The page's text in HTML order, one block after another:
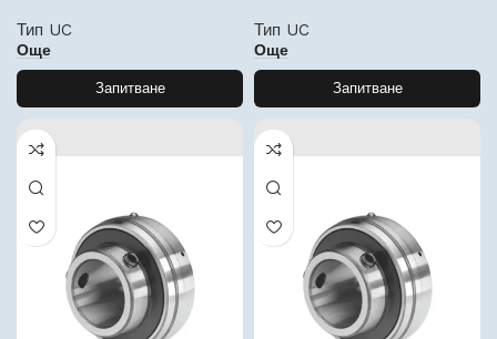
Тип UC
Още
Запитване
Тип UC
Още
Запитване